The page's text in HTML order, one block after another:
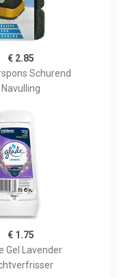
€ 2.85
Schurend
Navulling
€ 1.75
Gel Lavender